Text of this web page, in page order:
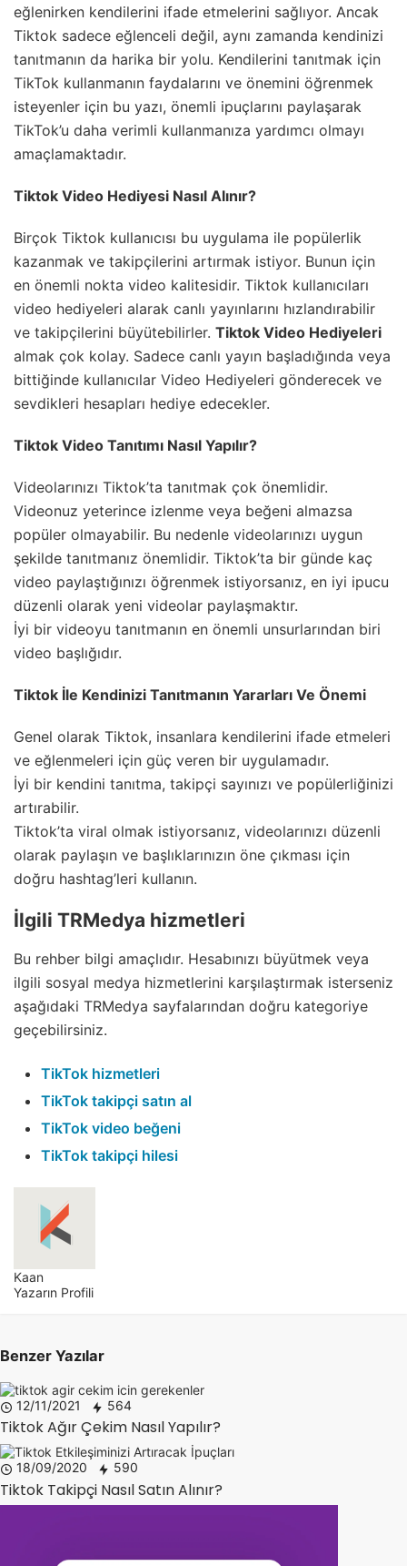
eğlenirken kendilerini ifade etmelerini sağlıyor. Ancak
Tiktok sadece eğlenceli değil, aynı zamanda kendinizi
tanıtmanın da harika bir yolu. Kendilerini tanıtmak için
TikTok kullanmanın faydalarını ve önemini öğrenmek
isteyenler için bu yazı, önemli ipuçlarını paylaşarak
TikTok’u daha verimli kullanmanıza yardımcı olmayı
amaçlamaktadır.
Tiktok Video Hediyesi Nasıl Alınır?
Birçok Tiktok kullanıcısı bu uygulama ile popülerlik
kazanmak ve takipçilerini artırmak istiyor. Bunun için
en önemli nokta video kalitesidir. Tiktok kullanıcıları
video hediyeleri alarak canlı yayınlarını hızlandırabilir
ve takipçilerini büyütebilirler. Tiktok Video Hediyeleri
almak çok kolay. Sadece canlı yayın başladığında veya
bittiğinde kullanıcılar Video Hediyeleri gönderecek ve
sevdikleri hesapları hediye edecekler.
Tiktok Video Tanıtımı Nasıl Yapılır?
Videolarınızı Tiktok’ta tanıtmak çok önemlidir.
Videonuz yeterince izlenme veya beğeni almazsa
popüler olmayabilir. Bu nedenle videolarınızı uygun
şekilde tanıtmanız önemlidir. Tiktok’ta bir günde kaç
video paylaştığınızı öğrenmek istiyorsanız, en iyi ipucu
düzenli olarak yeni videolar paylaşmaktır.
İyi bir videoyu tanıtmanın en önemli unsurlarından biri
video başlığıdır.
Tiktok İle Kendinizi Tanıtmanın Yararları Ve Önemi
Genel olarak Tiktok, insanlara kendilerini ifade etmeleri
ve eğlenmeleri için güç veren bir uygulamadır.
İyi bir kendini tanıtma, takipçi sayınızı ve popülerliğinizi
artırabilir.
Tiktok’ta viral olmak istiyorsanız, videolarınızı düzenli
olarak paylaşın ve başlıklarınızın öne çıkması için
doğru hashtag’leri kullanın.
İlgili TRMedya hizmetleri
Bu rehber bilgi amaçlıdır. Hesabınızı büyütmek veya
ilgili sosyal medya hizmetlerini karşılaştırmak isterseniz
aşağıdaki TRMedya sayfalarından doğru kategoriye
geçebilirsiniz.
TikTok hizmetleri
TikTok takipçi satın al
TikTok video beğeni
TikTok takipçi hilesi
Kaan
Yazarın Profili
Benzer Yazılar
12/11/2021 564
Tiktok Ağır Çekim Nasıl Yapılır?
18/09/2020 590
Tiktok Takipçi Nasıl Satın Alınır?